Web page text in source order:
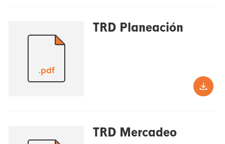
.pdf
TRD Planeación
TRD Mercadeo